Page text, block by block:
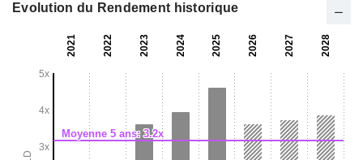
Evolution du Rendement historique